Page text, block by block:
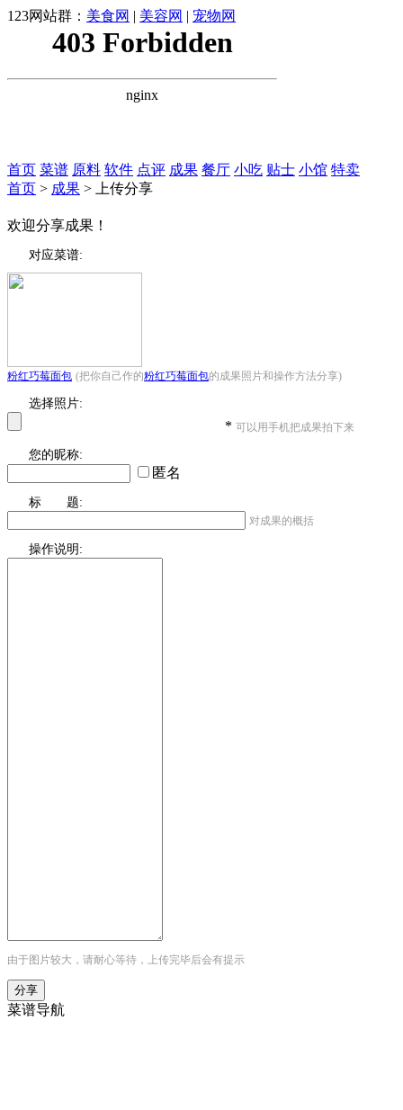
123网站群： 美食网 | 美容网 | 宠物网
首页 菜谱 原料 软件 点评 成果 餐厅 小吃 贴士 小馆 特卖
首页 > 成果 > 上传分享
欢迎分享成果！
对应菜谱:
粉红巧莓面包 (把你自己作的粉红巧莓面包的成果照片和操作方法分享)
选择照片:
* 可以用手机把成果拍下来
您的昵称:
匿名
标 题:
对成果的概括
操作说明:
由于图片较大，请耐心等待，上传完毕后会有提示
菜谱导航